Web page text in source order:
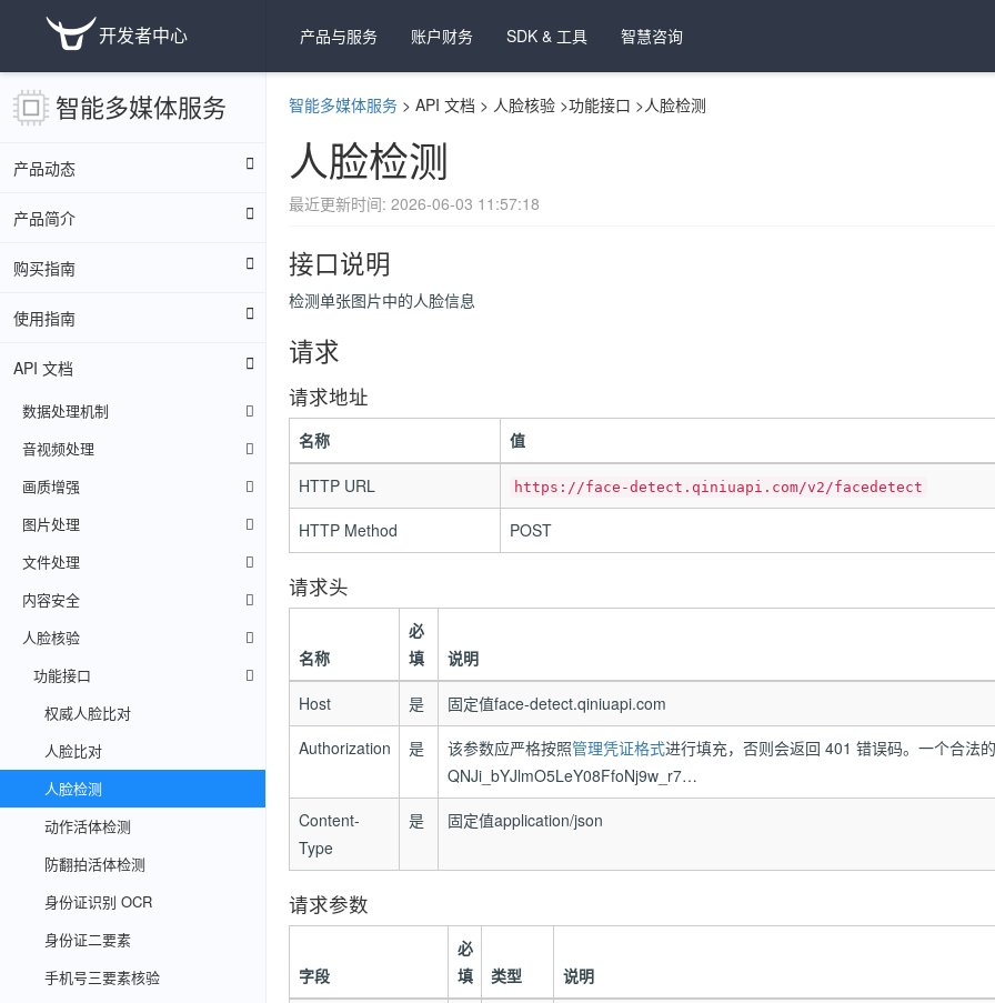
开发者中心 产品与服务 账户财务 SDK & 工具 智慧咨询
智能多媒体服务
产品动态
产品简介
购买指南
使用指南
API 文档
数据处理机制
音视频处理
画质增强
图片处理
文件处理
内容安全
人脸核验
功能接口
权威人脸比对
人脸比对
人脸检测
动作活体检测
防翻拍活体检测
身份证识别 OCR
身份证二要素
手机号三要素核验
智能多媒体服务 > API 文档 > 人脸核验 >功能接口 >人脸检测
人脸检测
最近更新时间: 2026-06-03 11:57:18
接口说明
检测单张图片中的人脸信息
请求
请求地址
名称 值
HTTP URL https://face-detect.qiniuapi.com/v2/facedetect
HTTP Method POST
请求头
名称
必
填
说明
Host 是
固定值face-detect.qiniuapi.com
Authorization
是 该参数应严格按照管理凭证格式进行填充，否则会返回 401 错误码。一个合法
QNJi_bYJlmO5LeY08FfoNj9w_r7…
Content-
Type
是 固定值application/json
请求参数
字段
必
填
类型 说明